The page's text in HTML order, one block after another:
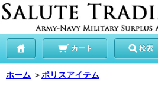
カート 検索
ホーム ＞ポリスアイテム